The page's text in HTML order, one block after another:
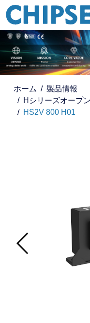
ホーム
製品情報
Hシリーズオープ
HS2V 800 H01